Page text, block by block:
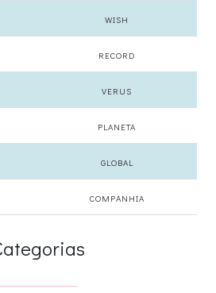
WISH
RECORD
VERUS
PLANETA
GLOBAL
COMPANHIA